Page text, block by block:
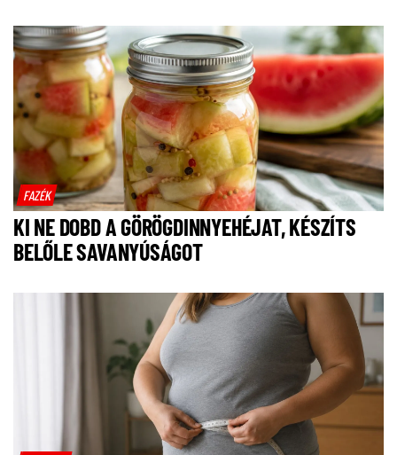
FAZÉK
KI NE DOBD A GÖRÖGDINNYEHÉJAT, KÉSZÍTS
BELŐLE SAVANYÚSÁGOT